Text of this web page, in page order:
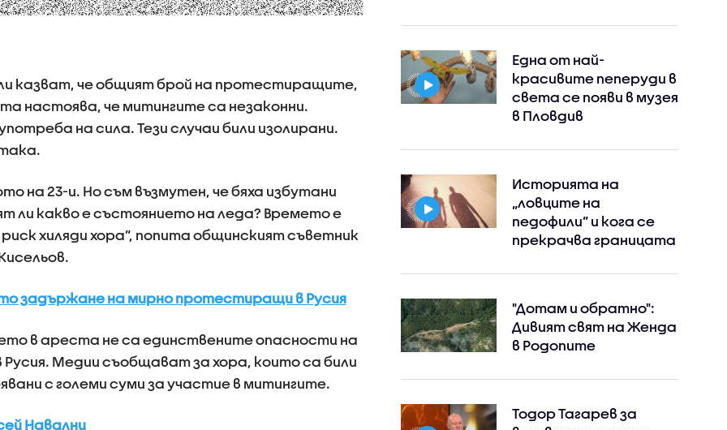
казват, че общият брой на протестиращите,
настоява, че митингите са незаконни.
на сила. Тези случаи били изолирани.
на 23-и. Но съм възмутен, че бяха избутани
ли какво е състоянието на леда? Времето е
хиляди хора”, попита общинският съветник
задържане на мирно протестиращи в Русия
в ареста не са единствените опасности на
Медии съобщават за хора, които са били
с големи суми за участие в митингите.
Навални
Една от най-
красивите пеперуди в
света се появи в музея
в Пловдив
Историята на
„ловците на
педофили” и кога се
прекрачва границата
"Дотам и обратно":
Дивият свят на Женда
в Родопите
Тодор Тагарев за